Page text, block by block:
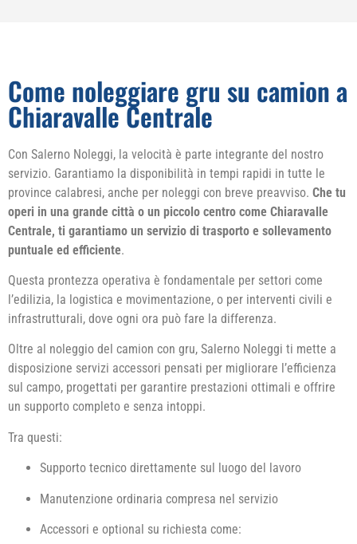
Come noleggiare gru su camion a
Chiaravalle Centrale
Con Salerno Noleggi, la velocità è parte integrante del nostro
servizio. Garantiamo la disponibilità in tempi rapidi in tutte le
province calabresi, anche per noleggi con breve preavviso. Che tu
operi in una grande città o un piccolo centro come Chiaravalle
Centrale, ti garantiamo un servizio di trasporto e sollevamento
puntuale ed efficiente.
Questa prontezza operativa è fondamentale per settori come
l’edilizia, la logistica e movimentazione, o per interventi civili e
infrastrutturali, dove ogni ora può fare la differenza.
Oltre al noleggio del camion con gru, Salerno Noleggi ti mette a
disposizione servizi accessori pensati per migliorare l’efficienza
sul campo, progettati per garantire prestazioni ottimali e offrire
un supporto completo e senza intoppi.
Tra questi:
Supporto tecnico direttamente sul luogo del lavoro
Manutenzione ordinaria compresa nel servizio
Accessori e optional su richiesta come: